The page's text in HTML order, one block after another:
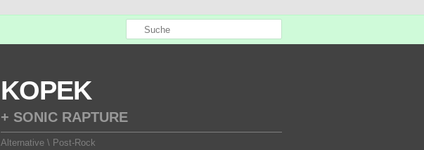
KOPEK
+ SONIC RAPTURE
Alternative \ Post-Rock